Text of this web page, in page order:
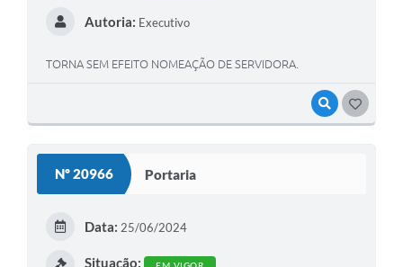
VISUALIZAR
Autoria: Executivo
TORNA SEM EFEITO NOMEAÇÃO DE SERVIDORA.
Nº 20966 Portaria
Data: 25/06/2024
Situação: